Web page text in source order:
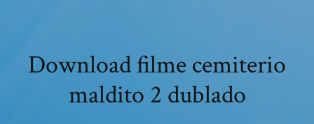
Download filme cemiterio
maldito 2 dublado